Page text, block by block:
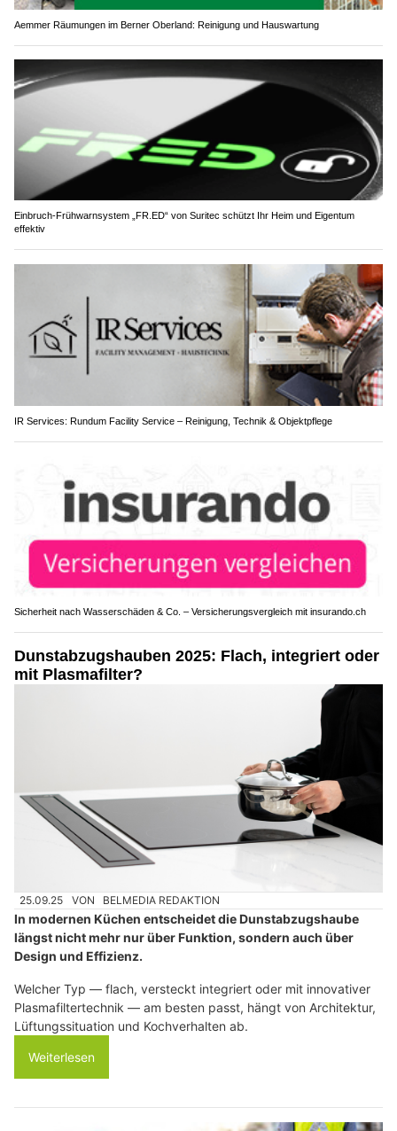
Aemmer Räumungen im Berner Oberland: Reinigung und Hauswartung
Einbruch-Frühwarnsystem „FR.ED“ von Suritec schützt Ihr Heim und Eigentum
effektiv
IR Services: Rundum Facility Service – Reinigung, Technik & Objektpflege
Sicherheit nach Wasserschäden & Co. – Versicherungsvergleich mit insurando.ch
Dunstabzugshauben 2025: Flach, integriert oder
mit Plasmafilter?
25.09.25 VON BELMEDIA REDAKTION
In modernen Küchen entscheidet die Dunstabzugshaube
längst nicht mehr nur über Funktion, sondern auch über
Design und Effizienz.
Welcher Typ — flach, versteckt integriert oder mit innovativer
Plasmafiltertechnik — am besten passt, hängt von Architektur,
Lüftungssituation und Kochverhalten ab.
Weiterlesen